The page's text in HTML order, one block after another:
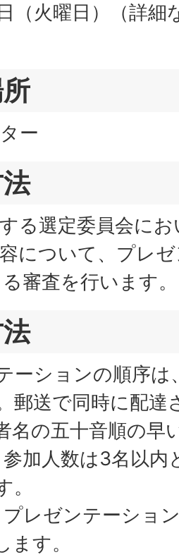
（火曜日）（詳細
ー
る選定委員会に
について、プレ
審査を行います。
ーションの順序は
郵送で同時に配
名の五十音順の早
加人数は3名以内
レゼンテーショ
ます。